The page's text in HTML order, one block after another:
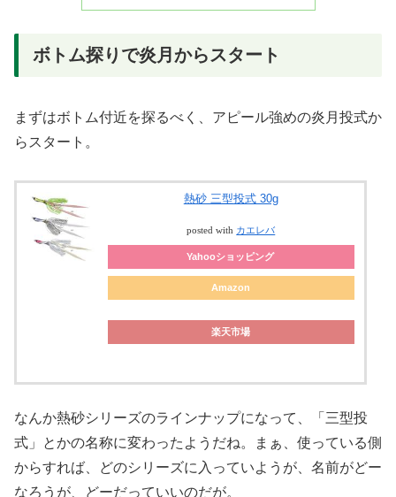
ボトム探りで炎月からスタート
まずはボトム付近を探るべく、アピール強めの炎月投式か
らスタート。
熱砂 三型投式 30g
posted with カエレバ
Yahooショッピング
Amazon
楽天市場
なんか熱砂シリーズのラインナップになって、「三型投
式」とかの名称に変わったようだね。まぁ、使っている側
からすれば、どのシリーズに入っていようが、名前がどー
なろうが、どーだっていいのだが。